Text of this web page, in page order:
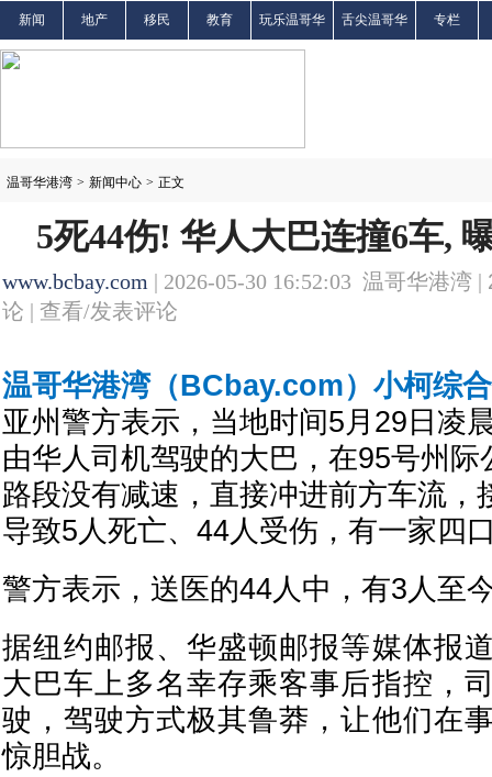
新闻 地产 移民 教育 玩乐温哥华 舌尖温哥华 专栏
温哥华港湾 > 新闻中心 > 正文
5死44伤! 华人大巴连撞6车,
www.bcbay.com | 2026-05-30 16:52:03 温哥华港湾 |
论 | 查看/发表评论
温哥华港湾（BCbay.com）小柯综
亚州警方表示，当地时间5月29日凌
由华人司机驾驶的大巴，在95号州
路段没有减速，直接冲进前方车流，
导致5人死亡、44人受伤，有一家四
警方表示，送医的44人中，有3人至
据纽约邮报、华盛顿邮报等媒体报
大巴车上多名幸存乘客事后指控，
驶，驾驶方式极其鲁莽，让他们在
惊胆战。